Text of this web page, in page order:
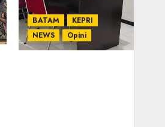
BATAM
KEPRI
NEWS
Opini